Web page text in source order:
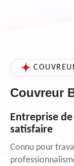
Couvreur
Entreprise
satisfaire
Connu pour